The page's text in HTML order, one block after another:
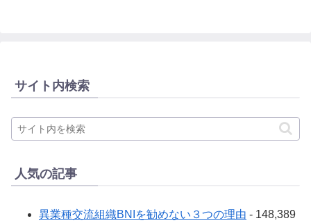
サイト内検索
人気の記事
異業種交流組織BNIを勧めない３つの理由 - 148,389